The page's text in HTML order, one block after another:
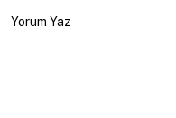
Yorum Yaz